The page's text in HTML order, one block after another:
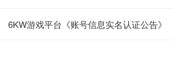
6KW游戏平台《账号信息实名认证公告》